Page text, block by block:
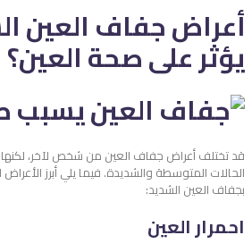
أعراض جفاف العين
يؤثر على صحة العين؟
قد تختلف أعراض جفاف العين من شخص لآخر، لكنها
الحالات المتوسطة والشديدة. فيما يلي أبرز
بجفاف العين الشديد:
احمرار العين